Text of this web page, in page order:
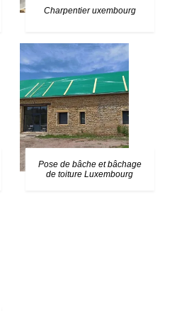
Charpentier uxembourg
Pose de bâche et bâchage
de toiture Luxembourg